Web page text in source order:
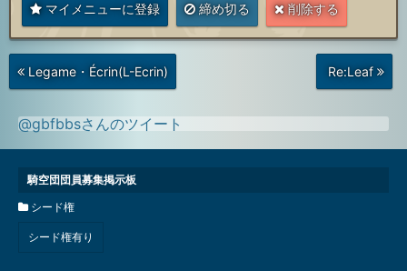
マイメニューに登録 締め切る 削除する
次
の
投
Legame・Écrin(L-Ecrin)
前
の
投
Re:Leaf
@gbfbbsさんのツイート
騎空団団員募集掲示板
シード権
シード権有り